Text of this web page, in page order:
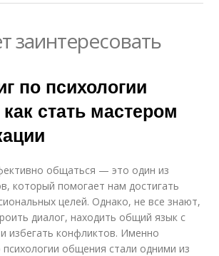
заинтересовать
по психологии
стать мастером
общаться — это один из
который помогает нам достигать
целей. Однако, не все знают,
диалог, находить общий язык с
избегать конфликтов. Именно
психологии общения стали одними из